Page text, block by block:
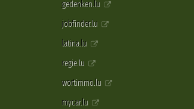
gedenken.lu
jobfinder.lu
latina.lu
regie.lu
wortimmo.lu
mycar.lu